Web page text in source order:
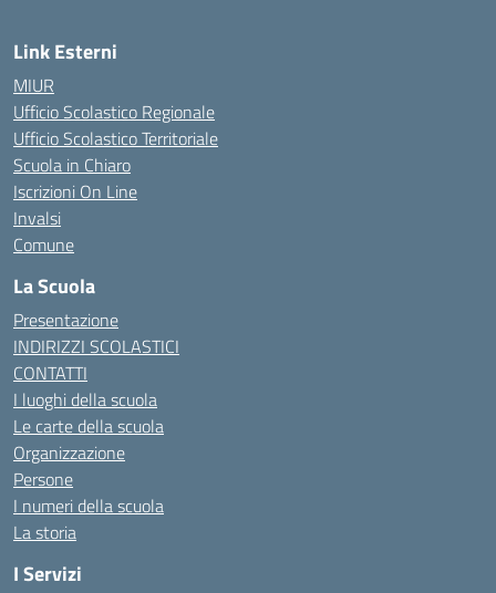
Link Esterni
MIUR
Ufficio Scolastico Regionale
Ufficio Scolastico Territoriale
Scuola in Chiaro
Iscrizioni On Line
Invalsi
Comune
La Scuola
Presentazione
INDIRIZZI SCOLASTICI
CONTATTI
I luoghi della scuola
Le carte della scuola
Organizzazione
Persone
I numeri della scuola
La storia
I Servizi